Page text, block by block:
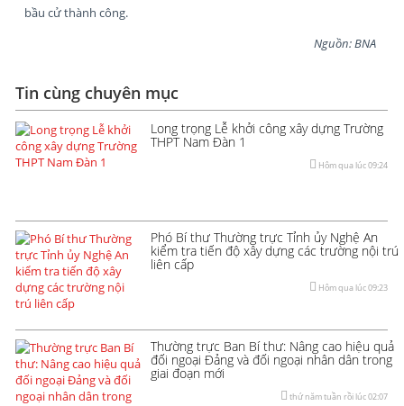
bầu cử thành công.
Nguồn: BNA
Tin cùng chuyên mục
Long trọng Lễ khởi công xây dựng Trường
THPT Nam Đàn 1
Hôm qua lúc 09:24
Phó Bí thư Thường trực Tỉnh ủy Nghệ An
kiểm tra tiến độ xây dựng các trường nội trú
liên cấp
Hôm qua lúc 09:23
Thường trực Ban Bí thư: Nâng cao hiệu quả
đối ngoại Đảng và đối ngoại nhân dân trong
giai đoạn mới
thứ năm tuần rồi lúc 02:07